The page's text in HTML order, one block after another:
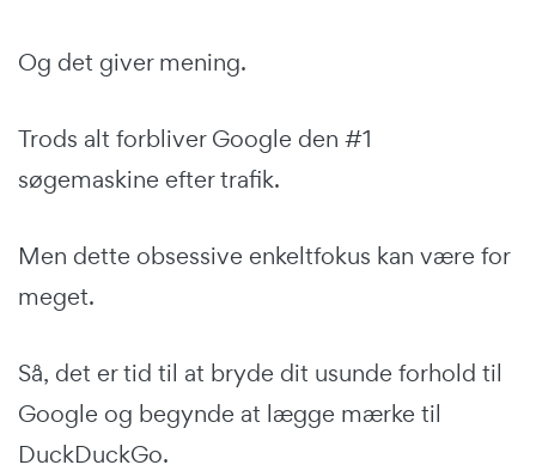
Og det giver mening.
Trods alt forbliver Google den #1
søgemaskine efter trafik.
Men dette obsessive enkeltfokus kan være for
meget.
Så, det er tid til at bryde dit usunde forhold til
Google og begynde at lægge mærke til
DuckDuckGo.